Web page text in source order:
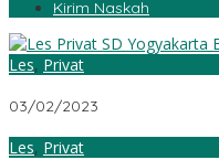
Kirim Naskah
Les, Privat
03/02/2023
Les, Privat